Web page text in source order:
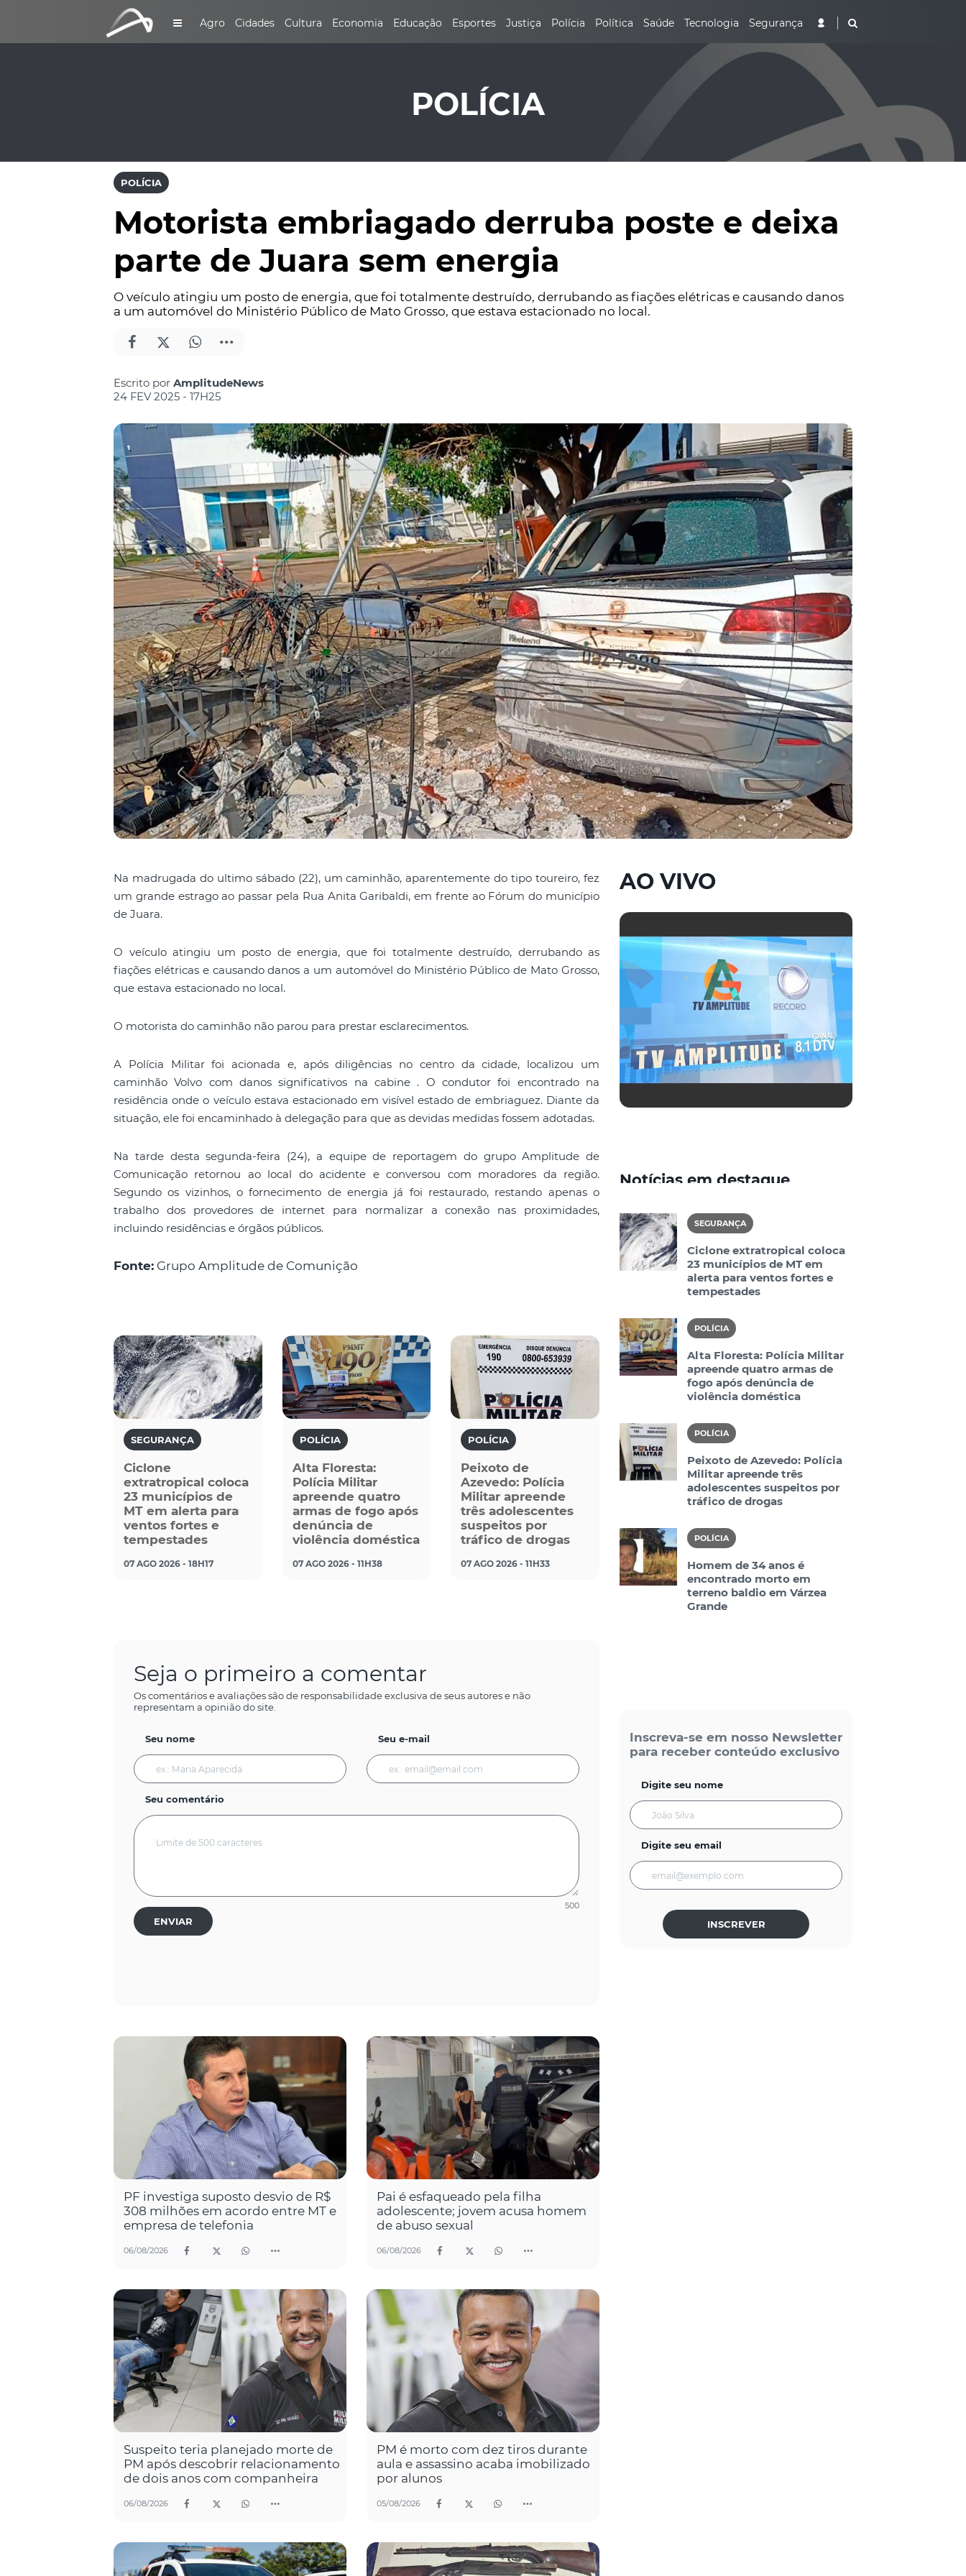
Agro Cidades Cultura Economia Educação Esportes Justiça Polícia Política Saúde Tecnologia Segurança
POLÍCIA
POLÍCIA
Motorista embriagado derruba poste e deixa
parte de Juara sem energia
O veículo atingiu um posto de energia, que foi totalmente destruído, derrubando as fiações elétricas e causando danos
a um automóvel do Ministério Público de Mato Grosso, que estava estacionado no local.
Escrito por AmplitudeNews
24 FEV 2025 - 17H25
Na madrugada do ultimo sábado (22), um caminhão, aparentemente do tipo toureiro, fez
um grande estrago ao passar pela Rua Anita Garibaldi, em frente ao Fórum do município
de Juara.
O veículo atingiu um posto de energia, que foi totalmente destruído, derrubando as
fiações elétricas e causando danos a um automóvel do Ministério Público de Mato Grosso,
que estava estacionado no local.
O motorista do caminhão não parou para prestar esclarecimentos.
A Polícia Militar foi acionada e, após diligências no centro da cidade, localizou um
caminhão Volvo com danos significativos na cabine . O condutor foi encontrado na
residência onde o veículo estava estacionado em visível estado de embriaguez. Diante da
situação, ele foi encaminhado à delegação para que as devidas medidas fossem adotadas.
Na tarde desta segunda-feira (24), a equipe de reportagem do grupo Amplitude de
Comunicação retornou ao local do acidente e conversou com moradores da região.
Segundo os vizinhos, o fornecimento de energia já foi restaurado, restando apenas o
trabalho dos provedores de internet para normalizar a conexão nas proximidades,
incluindo residências e órgãos públicos.
Fonte: Grupo Amplitude de Comunição
SEGURANÇA
Ciclone
extratropical coloca
23 municípios de
MT em alerta para
ventos fortes e
tempestades
07 AGO 2026 - 18H17
POLÍCIA
Alta Floresta:
Polícia Militar
apreende quatro
armas de fogo após
denúncia de
violência doméstica
07 AGO 2026 - 11H38
POLÍCIA
Peixoto de
Azevedo: Polícia
Militar apreende
três adolescentes
suspeitos por
tráfico de drogas
07 AGO 2026 - 11H33
Seja o primeiro a comentar
Os comentários e avaliações são de responsabilidade exclusiva de seus autores e não
representam a opinião do site.
Seu nome Seu e-mail
Seu comentário
500
ENVIAR
PF investiga suposto desvio de R$
308 milhões em acordo entre MT e
empresa de telefonia
06/08/2026
Pai é esfaqueado pela filha
adolescente; jovem acusa homem
de abuso sexual
06/08/2026
Suspeito teria planejado morte de
PM após descobrir relacionamento
de dois anos com companheira
06/08/2026
PM é morto com dez tiros durante
aula e assassino acaba imobilizado
por alunos
05/08/2026
AO VIVO
SEGURANÇA
Ciclone extratropical coloca
23 municípios de MT em
alerta para ventos fortes e
tempestades
POLÍCIA
Alta Floresta: Polícia Militar
apreende quatro armas de
fogo após denúncia de
violência doméstica
POLÍCIA
Peixoto de Azevedo: Polícia
Militar apreende três
adolescentes suspeitos por
tráfico de drogas
POLÍCIA
Homem de 34 anos é
encontrado morto em
terreno baldio em Várzea
Grande
Inscreva-se em nosso Newsletter
para receber conteúdo exclusivo
Digite seu nome
Digite seu email
INSCREVER
Notícias em destaque